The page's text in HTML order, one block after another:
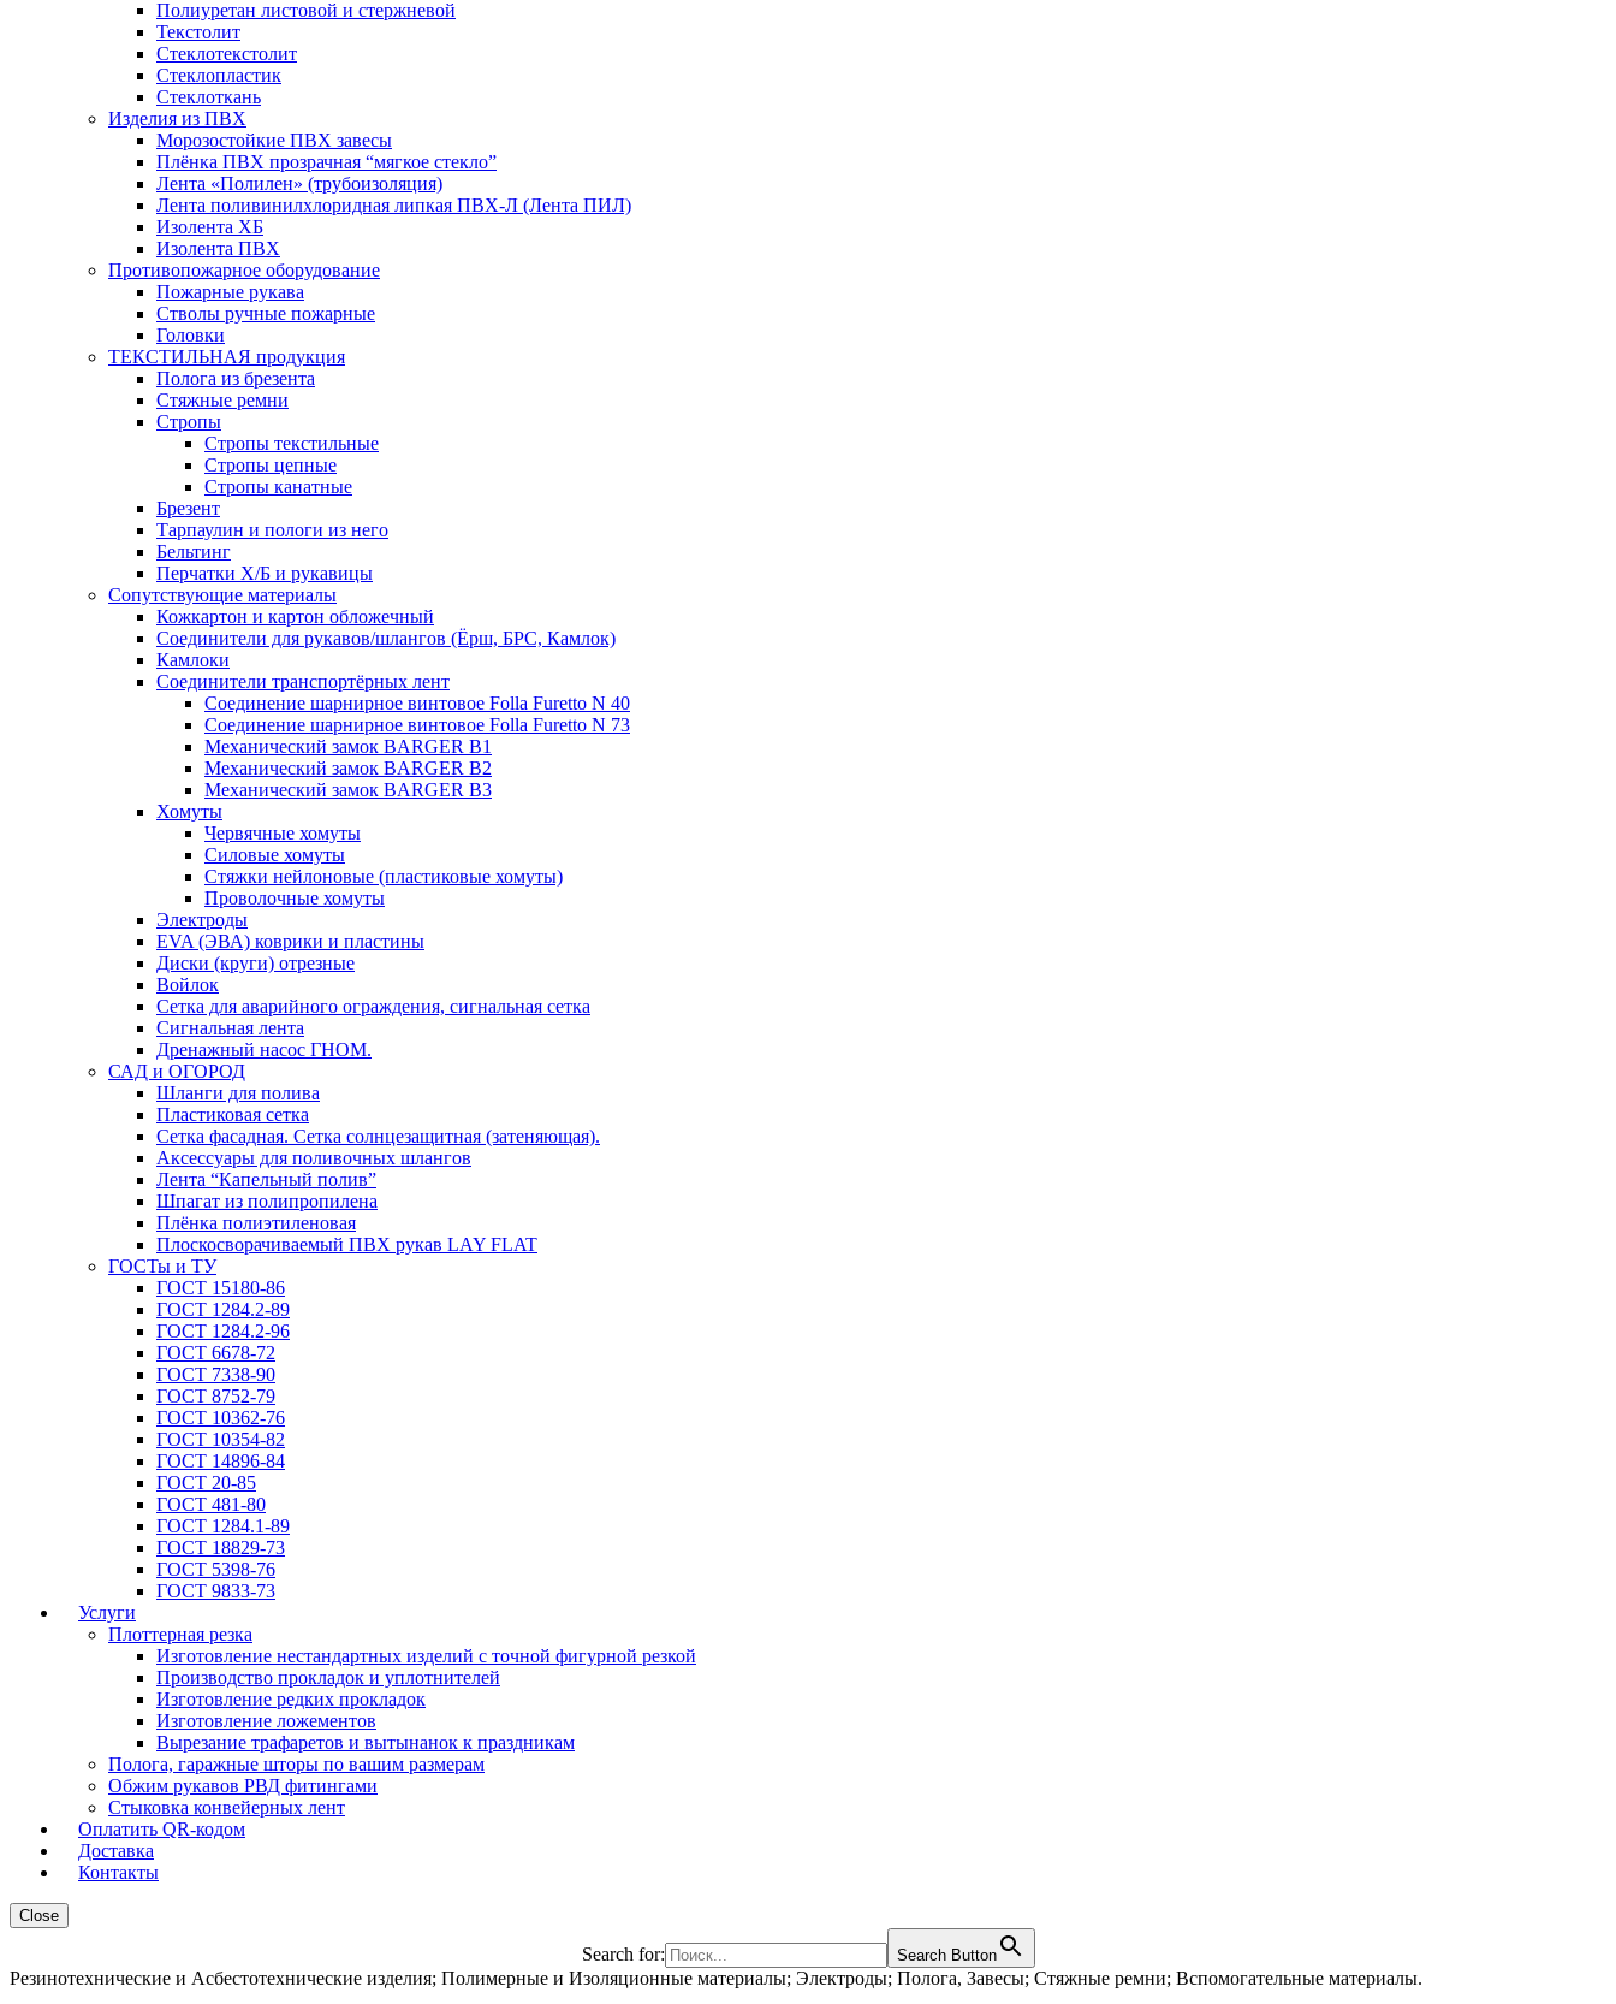
Полиуретан листовой и стержневой
Текстолит
Стеклотекстолит
Стеклопластик
Стеклоткань
Изделия из ПВХ
Морозостойкие ПВХ завесы
Плёнка ПВХ прозрачная “мягкое стекло”
Лента «Полилен» (трубоизоляция)
Лента поливинилхлоридная липкая ПВХ-Л (Лента ПИЛ)
Изолента ХБ
Изолента ПВХ
Противопожарное оборудование
Пожарные рукава
Стволы ручные пожарные
Головки
ТЕКСТИЛЬНАЯ продукция
Полога из брезента
Стяжные ремни
Стропы
Стропы текстильные
Стропы цепные
Стропы канатные
Брезент
Тарпаулин и пологи из него
Бельтинг
Перчатки Х/Б и рукавицы
Сопутствующие материалы
Кожкартон и картон обложечный
Соединители для рукавов/шлангов (Ёрш, БРС, Камлок)
Камлоки
Соединители транспортёрных лент
Соединение шарнирное винтовое Folla Furetto N 40
Соединение шарнирное винтовое Folla Furetto N 73
Механический замок BARGER B1
Механический замок BARGER B2
Механический замок BARGER B3
Хомуты
Червячные хомуты
Силовые хомуты
Стяжки нейлоновые (пластиковые хомуты)
Проволочные хомуты
Электроды
EVA (ЭВА) коврики и пластины
Диски (круги) отрезные
Войлок
Сетка для аварийного ограждения, сигнальная сетка
Сигнальная лента
Дренажный насос ГНОМ.
САД и ОГОРОД
Шланги для полива
Пластиковая сетка
Сетка фасадная. Сетка солнцезащитная (затеняющая).
Аксессуары для поливочных шлангов
Лента “Капельный полив”
Шпагат из полипропилена
Плёнка полиэтиленовая
Плоскосворачиваемый ПВХ рукав LAY FLAT
ГОСТы и ТУ
ГОСТ 15180-86
ГОСТ 1284.2-89
ГОСТ 1284.2-96
ГОСТ 6678-72
ГОСТ 7338-90
ГОСТ 8752-79
ГОСТ 10362-76
ГОСТ 10354-82
ГОСТ 14896-84
ГОСТ 20-85
ГОСТ 481-80
ГОСТ 1284.1-89
ГОСТ 18829-73
ГОСТ 5398-76
ГОСТ 9833-73
Услуги
Плоттерная резка
Изготовление нестандартных изделий с точной фигурной резкой
Производство прокладок и уплотнителей
Изготовление редких прокладок
Изготовление ложементов
Вырезание трафаретов и вытынанок к праздникам
Полога, гаражные шторы по вашим размерам
Обжим рукавов РВД фитингами
Стыковка конвейерных лент
Оплатить QR-кодом
Доставка
Контакты
Close
Search for: Search Button
Резинотехнические и Асбестотехнические изделия; Полимерные и Изоляционные материалы; Электроды; Полога, Завесы; Стяжные ремни; Вспомогательные материалы.